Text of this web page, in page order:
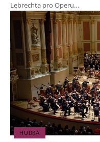
Lebrechta pro Operu…
HUDBA